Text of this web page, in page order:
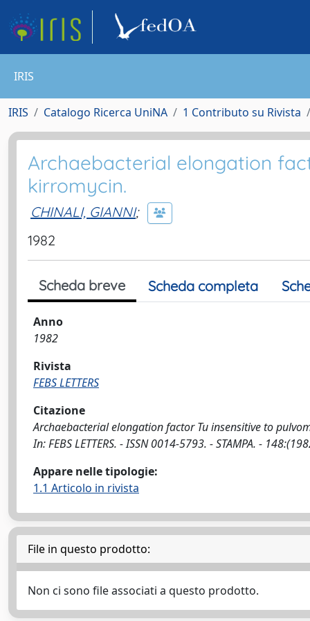
IRIS
IRIS Catalogo Ricerca UniNA 1 Contributo su Rivista
Archaebacterial elongation
kirromycin.
CHINALI, GIANNI;
1982
Scheda breve Scheda completa
Anno
1982
Rivista
FEBS LETTERS
Citazione
Archaebacterial elongation factor Tu insensitive to
In: FEBS LETTERS. - ISSN 0014-5793. - STAMPA. -
Appare nelle tipologie:
1.1 Articolo in rivista
File in questo prodotto:
Non ci sono file associati a questo prodotto.